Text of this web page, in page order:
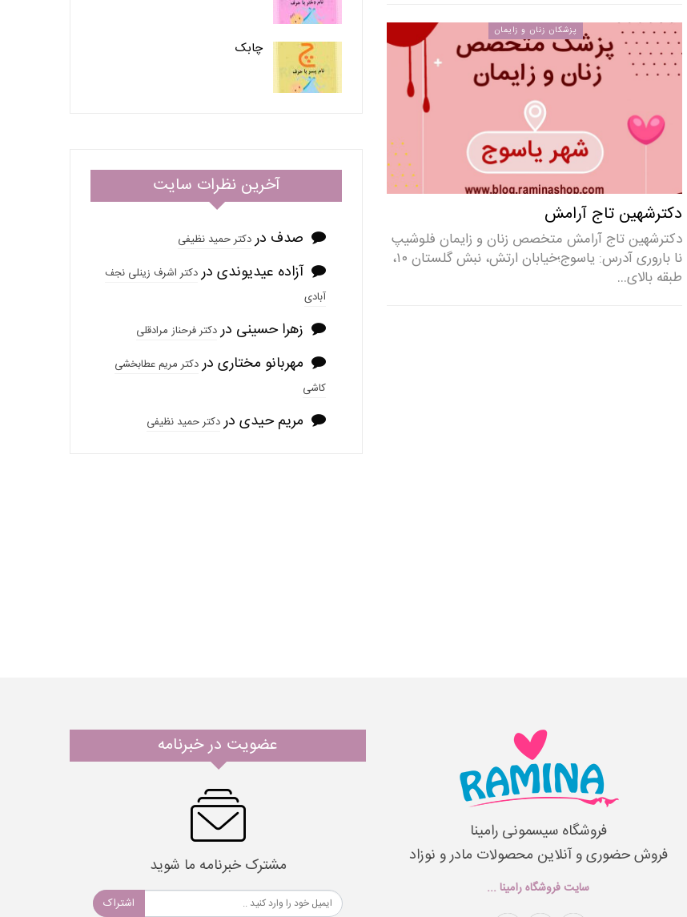
پزشکان زنان و زایمان
دکترشهین تاج آرامش
دکترشهین تاج آرامش متخصص زنان و زایمان فلوشیپ
نا باروری آدرس: یاسوج؛خیابان ارتش، نبش گلستان ۱۰،
طبقه بالای…
چابک
آخرین نظرات سایت
صدف دردکتر حمید نظیفی
آزاده عیدیوندی دردکتر اشرف زینلی نجف
آبادی
زهرا حسینی دردکتر فرحناز مرادقلی
مهربانو مختاری دردکتر مریم عطابخشی
کاشی
مریم حیدی دردکتر حمید نظیفی
فروشگاه سیسمونی رامینا
فروش حضوری و آنلاین محصولات مادر و نوزاد
سایت فروشگاه رامینا ...
عضویت در خبرنامه
مشترک خبرنامه ما شوید
اشتراک